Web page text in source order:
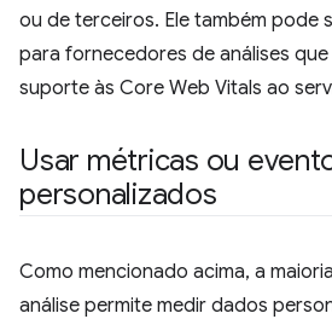
ou de terceiros. Ele também pode
para fornecedores de análises
suporte às Core Web Vitals ao
Usar métricas ou
personalizados
Como mencionado acima, a
análise permite medir dados